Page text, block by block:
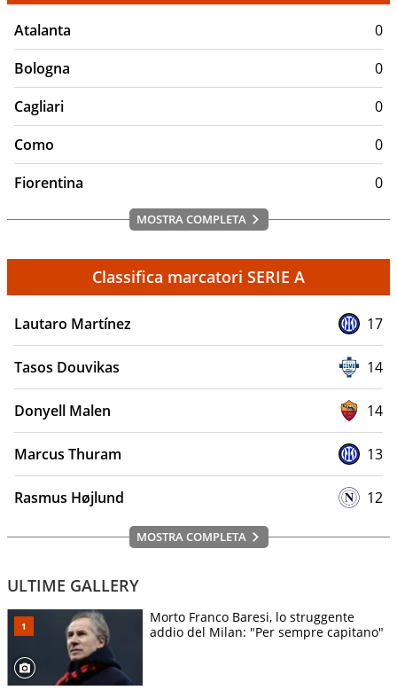
Atalanta
0
Bologna
0
Cagliari
0
Como
0
Fiorentina
0
MOSTRA COMPLETA
Classifica marcatori SERIE A
Lautaro Martínez 17
Tasos Douvikas 14
Donyell Malen 14
Marcus Thuram 13
Rasmus Højlund 12
MOSTRA COMPLETA
ULTIME GALLERY
Morto Franco Baresi, lo struggente
addio del Milan: "Per sempre capitano"